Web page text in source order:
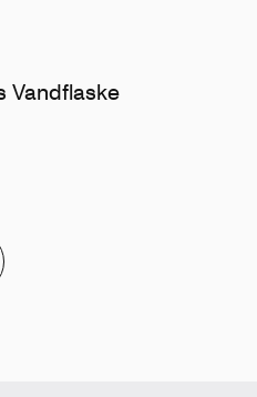
Vandflaske